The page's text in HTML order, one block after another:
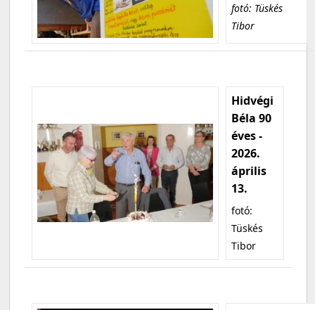
fotó: Tüskés
Tibor
Hidvégi
Béla 90
éves -
2026.
április
13.
fotó:
Tüskés
Tibor